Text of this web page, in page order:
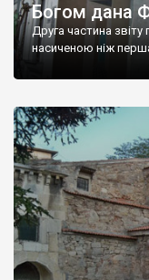
Богом дана
Друга частина
насиченою ніж